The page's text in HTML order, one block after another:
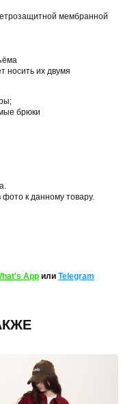
мембранной
носить их двумя
брюки
к данному товару.
App или Telegram